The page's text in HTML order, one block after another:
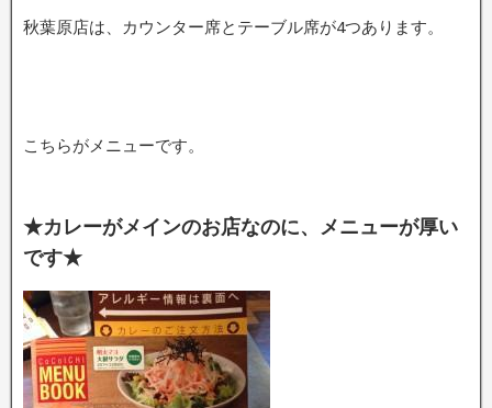
秋葉原店は、カウンター席とテーブル席が4つあります。
こちらがメニューです。
★カレーがメインのお店なのに、メニューが厚い
です★